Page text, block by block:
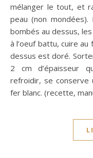
mélanger le tout, et
peau (non
bombés au dessus,
à l’oeuf battu, cuire au
dessus est doré.
2 cm d’épaisseur
refroidir, se conserve
fer blanc. (recette,